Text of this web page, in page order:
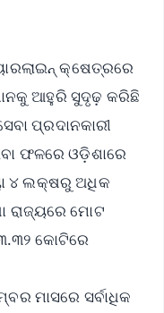
କ୍ଷେତ୍ରରେ
ଆହୁରି ସୁଦୃଢ଼ କରିଛି
ପ୍ରଦାନକାରୀ
ଫଳରେ ଓଡ଼ିଶାରେ
୪ ଲକ୍ଷରୁ ଅଧିକ
ରାଜ୍ୟରେ ମୋଟ
କୋଟିରେ
ମାସରେ ସର୍ବାଧିକ